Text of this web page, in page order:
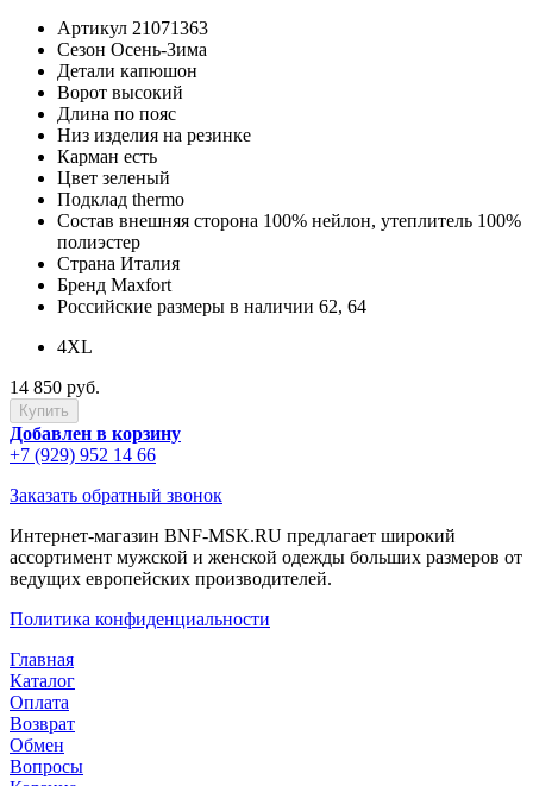
Артикул 21071363
Сезон Осень-Зима
Детали капюшон
Ворот высокий
Длина по пояс
Низ изделия на резинке
Карман есть
Цвет зеленый
Подклад thermo
Состав внешняя сторона 100% нейлон, утеплитель 100%
полиэстер
Страна Италия
Бренд Maxfort
Российские размеры в наличии 62, 64
4XL
14 850 руб.
Добавлен в корзину
+7 (929) 952 14 66
Заказать обратный звонок
Интернет-магазин BNF-MSK.RU предлагает широкий
ассортимент мужской и женской одежды больших размеров от
ведущих европейских производителей.
Политика конфиденциальности
Главная
Каталог
Оплата
Возврат
Обмен
Вопросы